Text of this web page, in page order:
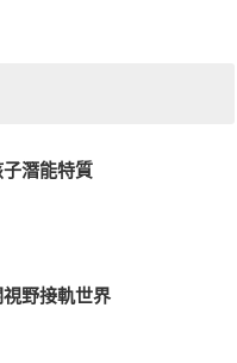
潛能特質
野接軌世界